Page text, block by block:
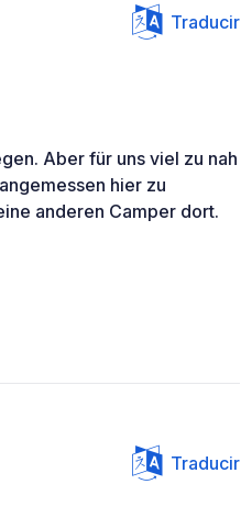
Traducir
Aber für uns viel zu nah
hier zu
anderen Camper dort.
Traducir